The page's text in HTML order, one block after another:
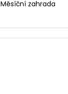
Měsíční zahrada